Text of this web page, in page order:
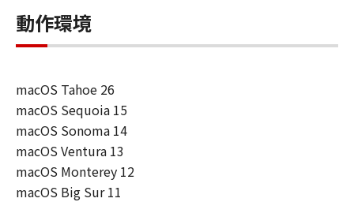
ン株式会社およびキヤノンのライセンサー
は、本ソフトウェアの使用に付随または関
連して生ずる直接的または間接的な損失、
一切の責任を負いません。
ユーザーは、日本国政府または該当国の政
府より必要な許可等を得ることなしに、本
ソフトウェアの全部または一部を、直接ま
たは間接に輸出してはなりません。
動作環境
macOS Tahoe 26
macOS Sequoia 15
macOS Sonoma 14
macOS Ventura 13
macOS Monterey 12
macOS Big Sur 11